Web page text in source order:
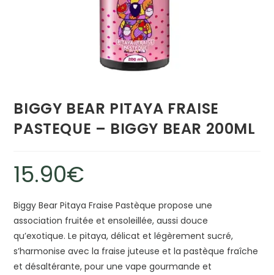
BIGGY BEAR PITAYA FRAISE
PASTEQUE – BIGGY BEAR 200ML
15.90€
Biggy Bear Pitaya Fraise Pastèque propose une
association fruitée et ensoleillée, aussi douce
qu’exotique. Le pitaya, délicat et légèrement sucré,
s’harmonise avec la fraise juteuse et la pastèque fraîche
et désaltérante, pour une vape gourmande et